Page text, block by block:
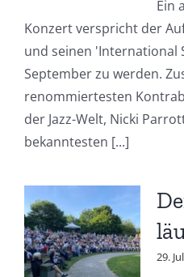
Ein
Konzert verspricht der
und seinen 'International
September zu werden.
renommiertesten
der Jazz-Welt, Nicki
bekanntesten [...]
29.